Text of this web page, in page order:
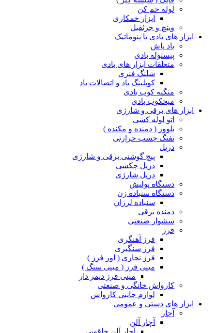
لوله خم کن
ابزار خمکاری
وینچ و جرثقیل
ابزار های بادی یا پنوماتیک
باد پاش
پیستوله بادی
متعلقات ابزار های بادی
شلنگ فنری
کوپلینگ باد و اتصالات باد
منگنه کوب بادی
میخکوب بادی
ابزار های برقی و شارژی
اتو لوله کشی
بلوور ( دمنده و مکنده )
تفنگ چسب حرارتی
دریل
پیچ گوشتی برقی و شارژی
دریل چکشی
دریل شارژی
دستگاه پولیش
دستگاه سنباده زن
سنباده لرزان
دمنده برقی
سشوار صنعتی
فرز
فرز آهنگری
فرز سنگبری
فرز نجاری ( اور فرز )
مینی فرز ( مینی سنگ )
مینی فرز دیمر دار
کارواش خانگی و صنعتی
لوازم جانبی کارواش
ابزار های دستی و عمومی
آچار
آچار آلن
آچار آلن چاقویی